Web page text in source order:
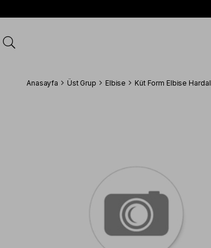
Anasayfa Üst Grup Elbise Küt Form Elbise Hardal